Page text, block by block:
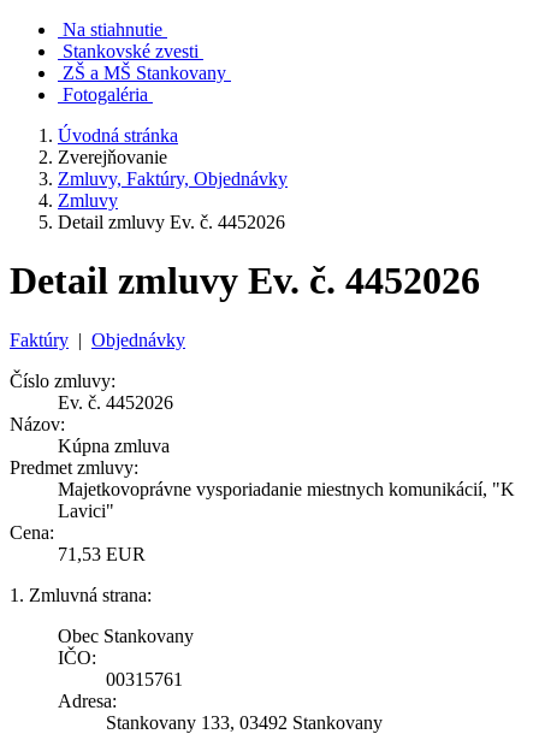
Na stiahnutie
Stankovské zvesti
ZŠ a MŠ Stankovany
Fotogaléria
Úvodná stránka
Zverejňovanie
Zmluvy, Faktúry, Objednávky
Zmluvy
Detail zmluvy Ev. č. 4452026
Detail zmluvy Ev. č. 4452026
Faktúry | Objednávky
Číslo zmluvy:
Ev. č. 4452026
Názov:
Kúpna zmluva
Predmet zmluvy:
Majetkovoprávne vysporiadanie miestnych komunikácií, "K
Lavici"
Cena:
71,53 EUR
1. Zmluvná strana:
Obec Stankovany
IČO:
00315761
Adresa:
Stankovany 133, 03492 Stankovany